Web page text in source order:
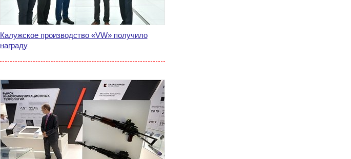
Калужское производство «VW» получило
награду